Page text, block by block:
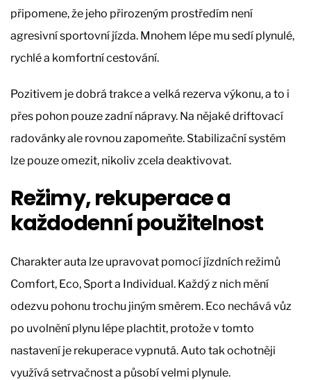
připomene, že jeho přirozeným prostředím není
agresivní sportovní jízda. Mnohem lépe mu sedí plynulé,
rychlé a komfortní cestování.
Pozitivem je dobrá trakce a velká rezerva výkonu, a to i
přes pohon pouze zadní nápravy. Na nějaké driftovací
radovánky ale rovnou zapomeňte. Stabilizační systém
lze pouze omezit, nikoliv zcela deaktivovat.
Režimy, rekuperace a
každodenní použitelnost
Charakter auta lze upravovat pomocí jízdních režimů
Comfort, Eco, Sport a Individual. Každý z nich mění
odezvu pohonu trochu jiným směrem. Eco nechává vůz
po uvolnění plynu lépe plachtit, protože v tomto
nastavení je rekuperace vypnutá. Auto tak ochotněji
využívá setrvačnost a působí velmi plynule.